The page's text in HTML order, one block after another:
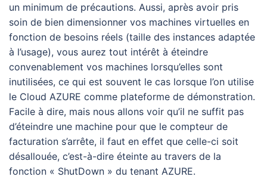
un minimum de précautions. Aussi, après avoir pris
soin de bien dimensionner vos machines virtuelles en
fonction de besoins réels (taille des instances adaptée
à l’usage), vous aurez tout intérêt à éteindre
convenablement vos machines lorsqu’elles sont
inutilisées, ce qui est souvent le cas lorsque l’on utilise
le Cloud AZURE comme plateforme de démonstration.
Facile à dire, mais nous allons voir qu’il ne suffit pas
d’éteindre une machine pour que le compteur de
facturation s’arrête, il faut en effet que celle-ci soit
désallouée, c’est-à-dire éteinte au travers de la
fonction « ShutDown » du tenant AZURE.